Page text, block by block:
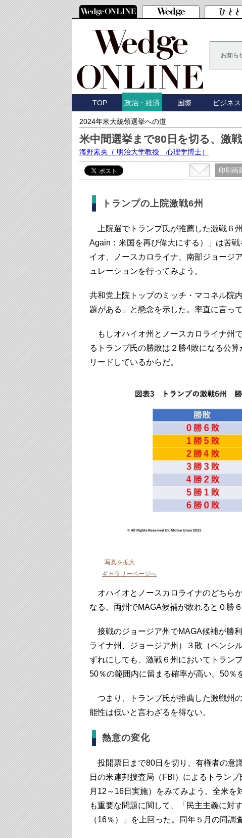
お知ら
TOP 政治・経済 国際 ビジネス
2024年米大統領選挙への道
米中間選挙まで80日を切る、激
海野素央 （ 明治大学教授 心理学博士）
印刷画
トランプの上院激戦6州
上院選でトランプ氏が推薦した激戦６
Again：米国を再び偉大にする）」は苦
イオ、ノースカロライナ、南部ジョージ
ュレーションを行ってみよう。
共和党上院トップのミッチ・マコネル院
題がある」と懸念を示した。率直に言っ
もしオハイオ州とノースカロライナ州
るトランプ氏の勝敗は２勝4敗になる公
リードしているからだ。
写真を拡大
ギャラリーページへ
オハイオとノースカロライナのどちら
なる。両州でMAGA候補が敗れると０勝６
接戦のジョージア州でMAGA候補が勝
ライナ州、ジョージア州）３敗（ペンシ
ずれにしても、激戦６州においてトラン
50％の範囲内に留まる確率が高い。50％
つまり、トランプ氏が推薦した激戦州
能性は低いと言わざるを得ない。
熱意の変化
投開票日まで80日を切り、有権者の意
日の米連邦捜査局（FBI）によるトラン
月12～16日実施）をみてみよう。全米
も重要な問題に関して、「民主主義に対
（16％）」を上回った。同年５月の同調